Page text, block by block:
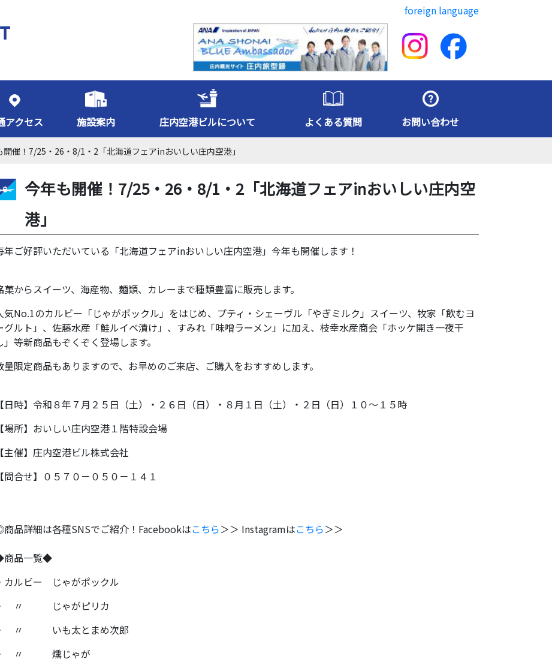
foreign language
アクセス 施設案内 庄内空港ビルについて よくある質問 お問い合わせ
開催！7/25・26・8/1・2「北海道フェアinおいしい庄内空港」
今年も開催！7/25・26・8/1・2「北海道フェアinおいしい庄内空
港」
年ご好評いただいている「北海道フェアinおいしい庄内空港」今年も開催します！
菓からスイーツ、海産物、麺類、カレーまで種類豊富に販売します。
気No.1のカルビー「じゃがポックル」をはじめ、プティ・シェーヴル「やぎミルク」スイーツ、牧家「飲むヨ
グルト」、佐藤水産「鮭ルイベ漬け」、すみれ「味噌ラーメン」に加え、枝幸水産商会「ホッケ開き一夜干
」等新商品もぞくぞく登場します。
量限定商品もありますので、お早めのご来店、ご購入をおすすめします。
【日時】令和８年７月２５日（土）・２６日（日）・８月１日（土）・２日（日）１０～１５時
【場所】おいしい庄内空港１階特設会場
【主催】庄内空港ビル株式会社
【問合せ】０５７０－０５０－１４１
品詳細は各種SNSでご紹介！Facebookはこちら＞＞ Instagramはこちら＞＞
品一覧◆
カルビー じゃがポックル
〃 じゃがピリカ
〃 いも太とまめ次郎
〃 燻じゃが